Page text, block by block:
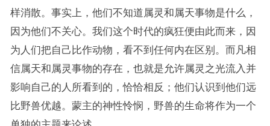
样消散。事实上，他们不知道属灵和属天事物是什么，
因为他们不关心。我们这个时代的疯狂便由此而来，因
为人们把自己比作动物，看不到任何内在区别。而凡相
信属天和属灵事物的存在，也就是允许属灵之光流入并
影响自己的人所看到的，恰恰相反；他们认识到他们远
比野兽优越。蒙主的神性怜悯，野兽的生命将作为一个